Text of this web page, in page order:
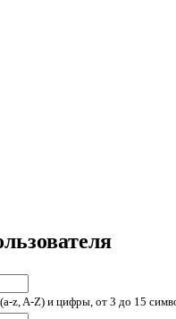
z, A-Z) и цифры, от 3 до 15